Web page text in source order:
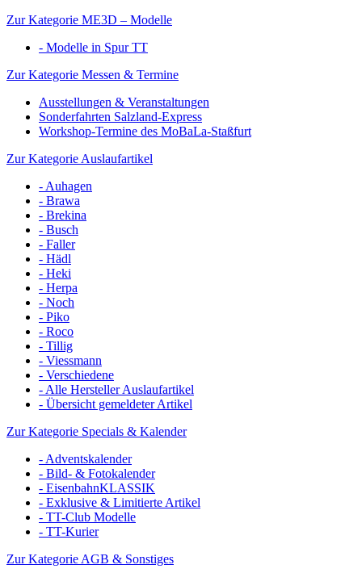
Zur Kategorie ME3D – Modelle
- Modelle in Spur TT
Zur Kategorie Messen & Termine
Ausstellungen & Veranstaltungen
Sonderfahrten Salzland-Express
Workshop-Termine des MoBaLa-Staßfurt
Zur Kategorie Auslaufartikel
- Auhagen
- Brawa
- Brekina
- Busch
- Faller
- Hädl
- Heki
- Herpa
- Noch
- Piko
- Roco
- Tillig
- Viessmann
- Verschiedene
- Alle Hersteller Auslaufartikel
- Übersicht gemeldeter Artikel
Zur Kategorie Specials & Kalender
- Adventskalender
- Bild- & Fotokalender
- EisenbahnKLASSIK
- Exklusive & Limitierte Artikel
- TT-Club Modelle
- TT-Kurier
Zur Kategorie AGB & Sonstiges